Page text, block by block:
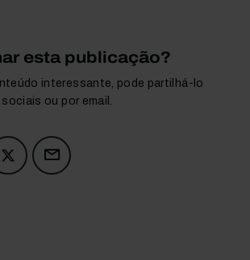
esta publicação?
interessante, pode partilhá-lo
ou por email.